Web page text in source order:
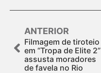
ANTERIOR
Filmagem de tiroteio
em “Tropa de Elite 2”
assusta moradores
de favela no Rio